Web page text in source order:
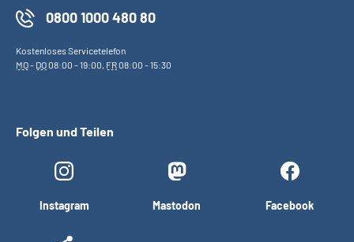
0800 1000 480 80
Kostenloses Servicetelefon
MO- DO08:00 - 19:00, FR08:00 - 15:30
Folgen und Teilen
Instagram Mastodon Facebook